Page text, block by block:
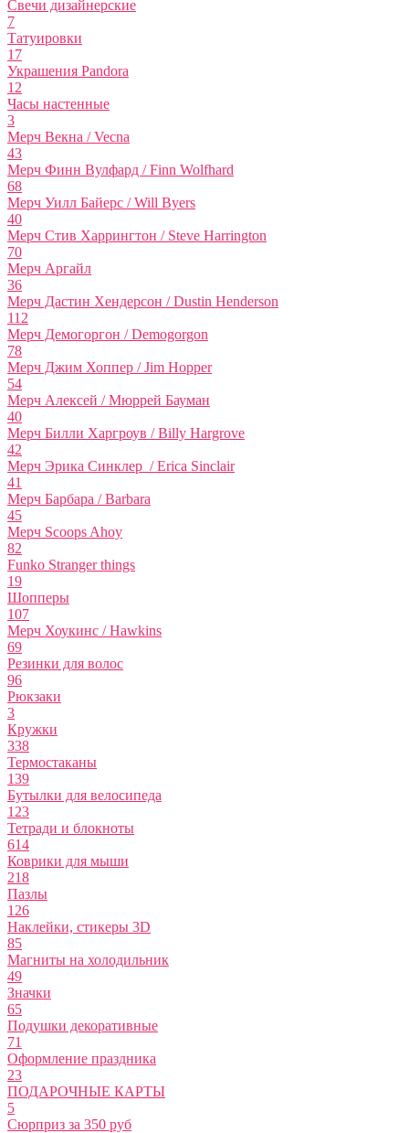
Свечи дизайнерские
7
Татуировки
17
Украшения Pandora
12
Часы настенные
3
Мерч Векна / Vecna
43
Мерч Финн Вулфард / Finn Wolfhard
68
Мерч Уилл Байерс / Will Byers
40
Мерч Стив Харрингтон / Steve Harrington
70
Мерч Аргайл
36
Мерч Дастин Хендерсон / Dustin Henderson
112
Мерч Демогоргон / Demogorgon
78
Мерч Джим Хоппер / Jim Hopper
54
Мерч Алексей / Мюррей Бауман
40
Мерч Билли Харгроув / Billy Hargrove
42
Мерч Эрика Синклер / Erica Sinclair
41
Мерч Барбара / Barbara
45
Мерч Scoops Ahoy
82
Funko Stranger things
19
Шопперы
107
Мерч Хоукинс / Hawkins
69
Резинки для волос
96
Рюкзаки
3
Кружки
338
Термостаканы
139
Бутылки для велосипеда
123
Тетради и блокноты
614
Коврики для мыши
218
Пазлы
126
Наклейки, стикеры 3D
85
Магниты на холодильник
49
Значки
65
Подушки декоративные
71
Оформление праздника
23
ПОДАРОЧНЫЕ КАРТЫ
5
Сюрприз за 350 руб